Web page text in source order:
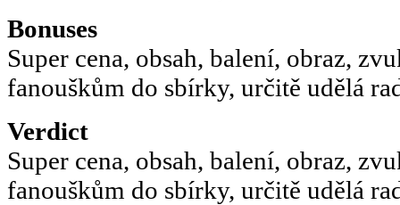
Bonuses
Super cena, obsah, balení, obraz,
fanouškům do sbírky, určitě udělá
Verdict
Super cena, obsah, balení, obraz,
fanouškům do sbírky, určitě udělá